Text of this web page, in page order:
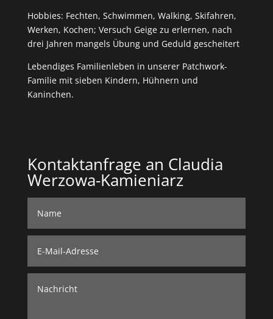
Hobbies: Fechten, Schwimmen, Walking, Skifahren,
Werken, Kochen; Versuch Geige zu erlernen, nach
drei Jahren mangels Übung und Geduld gescheitert
Lebendiges Familienleben in unserer Patchwork-
Familie mit sieben Kindern, Hühnern und
Kaninchen.
Kontaktanfrage an Claudia
Werzowa-Kamieniarz